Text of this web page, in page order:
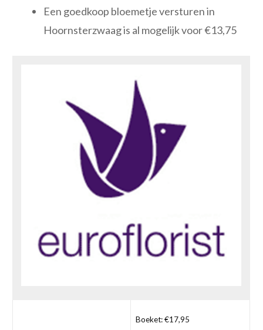
Een goedkoop bloemetje versturen in
Hoornsterzwaag is al mogelijk voor €13,75
Boeket: €17,95